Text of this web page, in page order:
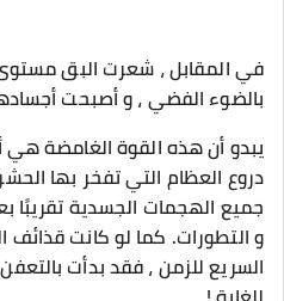
في المقابل ، شعرت البق
بالضوء الفضي ، و أصبحت
يبدو أن هذه القوة الغامضة
دروع العظام التي تفخر بها
جميع الهجمات الجسدية تقريبًا
و التطورات. كما لو كانت قذائف
السريع للزمن ، فقد بدأت